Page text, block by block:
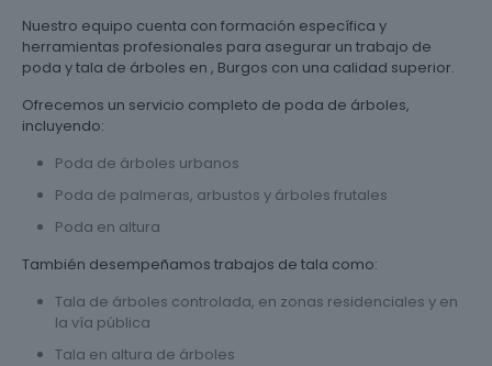
Nuestro equipo cuenta con formación específica y
herramientas profesionales para asegurar un trabajo de
poda y tala de árboles en , Burgos con una calidad superior.
Ofrecemos un servicio completo de poda de árboles,
incluyendo:
Poda de árboles urbanos
Poda de palmeras, arbustos y árboles frutales
Poda en altura
También desempeñamos trabajos de tala como:
Tala de árboles controlada, en zonas residenciales y en
la vía pública
Tala en altura de árboles